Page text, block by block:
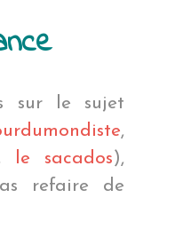
sur le sujet
,
le sacados),
refaire de